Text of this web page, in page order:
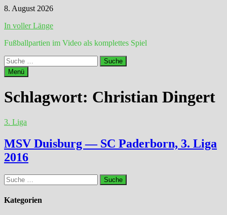
Zum
springen
8. August 2026
In voller Länge
Fußballpartien im Video als komplettes Spiel
Suche
nach:
Menü
Schlagwort: Christian Dingert
3. Liga
MSV Duisburg — SC Paderborn, 3. Liga
2016
Suche
nach:
Kategorien